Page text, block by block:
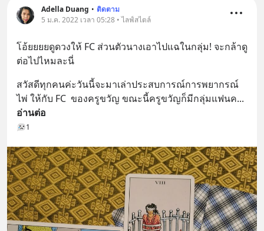
Adella Duang • ติดตาม
5 ม.ค. 2022 เวลา 05:28 • ไลฟ์สไตล์
โอ้ยยยยดูดวงให้​ FC​ ส่วน​ตัว​นางเอาไปแฉในกลุ่ม!​ จะกล้าดู
ต่อ​ไปไหมละนี่
สวัสดีทุกคนค่ะวันนี้จะมาเล่าประสบการณ์การพยากรณ์
ไพ่ ให้กับ FC  ของครูขวัญ ขณะนี้ครูขวัญก็มีกลุ่มแฟนค
อ่านต่อ
1